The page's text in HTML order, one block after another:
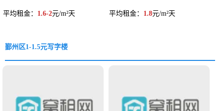
平均租金： 1.6-2元/m²天 平均租金： 1.8元/m²天
鄞州区1-1.5元写字楼